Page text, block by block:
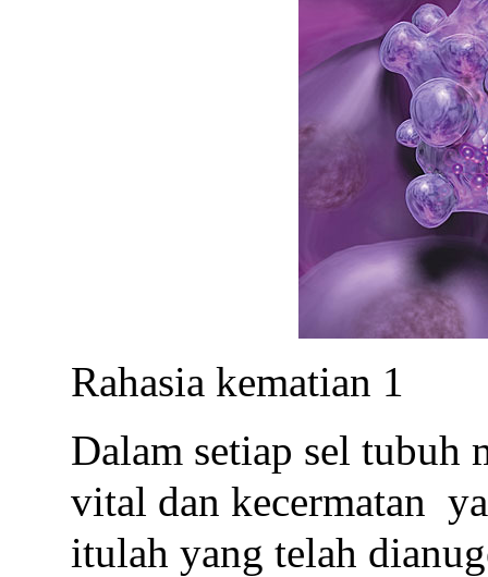
Rahasia kematian 1
Dalam setiap sel tubuh
vital dan kecermatan
itulah yang telah